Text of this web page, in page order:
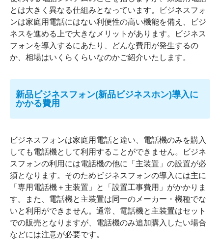
とは大きく異なる仕組みとなっています。ビジネスフォ
ンは家庭用電話にはない利便性の高い機能を備え、ビジ
ネスを進める上で大きなメリットがあります。ビジネス
フォンを導入するにあたり、どんな費用が発生するの
か、相場はいくらくらいなのかご紹介いたします。
新品ビジネスフォン(新品ビジネスホン)導入に
かかる費用
ビジネスフォンは家庭用電話と違い、電話機のみを購入
しても電話機として利用することができません。ビジネ
スフォンの利用には電話機の他に「主装置」の設置が必
須となります。そのためビジネスフォンの導入には主に
「専用電話機＋主装置」と「設置工事費用」がかかりま
す。また、電話機と主装置は同一のメーカー・機種でな
いと利用ができません。通常、電話機と主装置はセット
での販売となりますが、電話機のみ追加購入したい場合
などには注意が必要です。